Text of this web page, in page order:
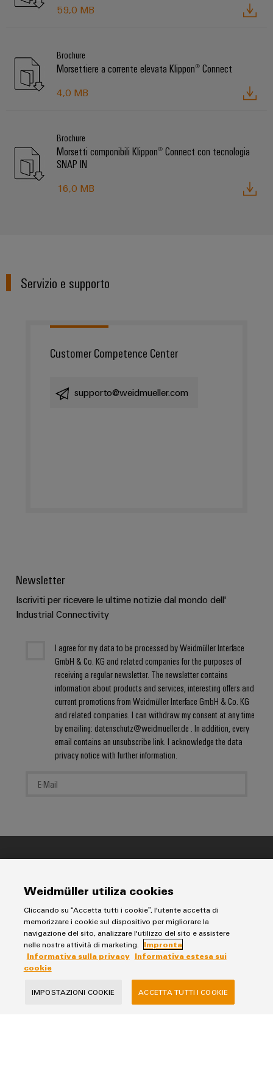
59,0 MB
Brochure
Morsettiere a corrente elevata Klippon® Connect
4,0 MB
Brochure
Morsetti componibili Klippon® Connect con tecnologia
SNAP IN
16,0 MB
Servizio e supporto
Customer Competence Center
supporto@weidmueller.com
Newsletter
Iscriviti per ricevere le ultime notizie dal mondo dell'
Industrial Connectivity
I agree for my data to be processed by Weidmüller Interface
GmbH & Co. KG and related companies for the purposes of
receiving a regular newsletter. The newsletter contains
information about products and services, interesting offers and
current promotions from Weidmüller Interface GmbH & Co. KG
and related companies. I can withdraw my consent at any time
by emailing: datenschutz@weidmueller.de . In addition, every
email contains an unsubscribe link. I acknowledge the data
privacy notice with further information.
Impronta
Informativa estesa sui cookie
Weidmüller Italia
via Albert Einstein 4
20092 Cinisello Balsamo MI
telefono +39 02 66068-1
Weidmüller utiliza cookies
Cliccando su “Accetta tutti i cookie”, l'utente accetta di
memorizzare i cookie sul dispositivo per migliorare la
navigazione del sito, analizzare l'utilizzo del sito e assistere
nelle nostre attività di marketing.
Impronta
Informativa sulla privacy Informativa estesa sui
cookie
IMPOSTAZIONI COOKIE ACCETTA TUTTI I COOKIE